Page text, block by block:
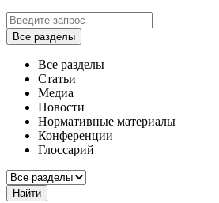
Все разделы
Все разделы
Статьи
Медиа
Новости
Нормативные материалы
Конференции
Глоссарий
Найти